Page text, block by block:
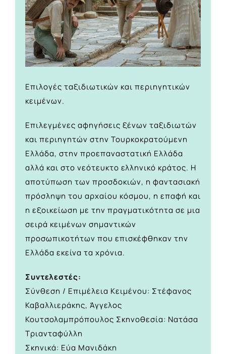
Επιλογές ταξιδιωτικών και περιηγητικών
κειμένων.
Επιλεγμένες αφηγήσεις ξένων ταξιδιωτών
και περιηγητών στην Τουρκοκρατούμενη
Ελλάδα, στην προεπαναστατική Ελλάδα
αλλά και στο νεότευκτο ελληνικό κράτος. Η
αποτύπωση των προσδοκιών, η φαντασιακή
πρόσληψη του αρχαίου κόσμου, η επαφή και
η εξοικείωση με την πραγματικότητα σε μια
σειρά κειμένων σημαντικών
προσωπικοτήτων που επισκέφθηκαν την
Ελλάδα εκείνα τα χρόνια.
Συντελεστές:
Σύνθεση / Επιμέλεια Κειμένου: Στέφανος
Καβαλλιεράκης, Άγγελος
Κουτσολαμπρόπουλος Σκηνοθεσία: Νατάσα
Τριανταφύλλη
Σκηνικά: Εύα Μανιδάκη